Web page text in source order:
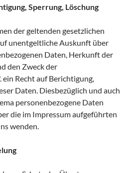
Sperrung, Löschung
der geltenden gesetzlichen
unentgeltliche Auskunft über
Daten, Herkunft der
den Zweck der
Recht auf Berichtigung,
Daten. Diesbezüglich und auch
personenbezogene Daten
die im Impressum aufgeführten
wenden.